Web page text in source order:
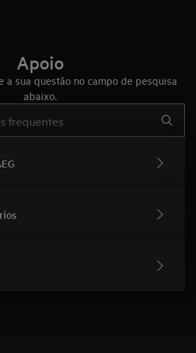
únicos no mercado.
Apoio
a sua questão no campo de pesquisa
abaixo.